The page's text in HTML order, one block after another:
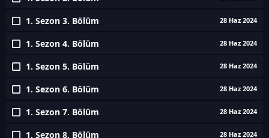
1. Sezon 3. Bölüm 28 Haz 2024
1. Sezon 4. Bölüm 28 Haz 2024
1. Sezon 5. Bölüm 28 Haz 2024
1. Sezon 6. Bölüm 28 Haz 2024
1. Sezon 7. Bölüm 28 Haz 2024
1. Sezon 8. Bölüm 28 Haz 2024